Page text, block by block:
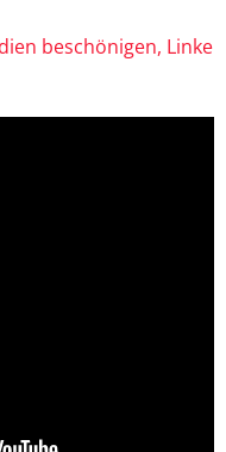
beschönigen, Linke